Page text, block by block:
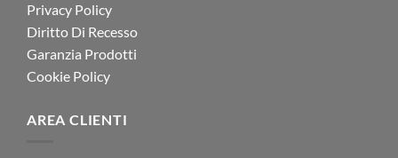
Privacy Policy
Diritto Di Recesso
Garanzia Prodotti
Cookie Policy
AREA CLIENTI